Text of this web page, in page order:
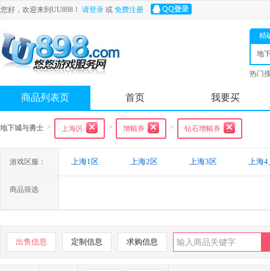
您好，欢迎来到UU898！ 请登录 或 免费注册
精
地
士
热门
商品列表页 首页 我要买
地下城与勇士 > 上海区 > 增幅券 > 钻石增幅券
游戏区服： 上海1区 上海2区 上海3区 上海4
商品筛选
出售信息 定制信息 求购信息